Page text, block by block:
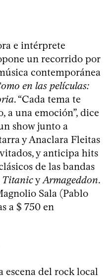
e intérprete
un recorrido por
contemporánea
en las películas:
. “Cada tema te
a una emoción”, dice
show junto a
y Anaclara Fleitas
y anticipa hits
de las bandas
Titanicy Armageddon.
Sala (Pablo
a $ 750 en
escena del rock local